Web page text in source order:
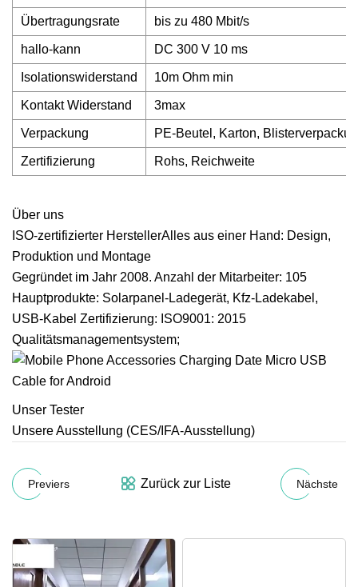
Übertragungsrate bis zu 480 Mbit/s
hallo-kann DC 300 V 10 ms
Isolationswiderstand 10m Ohm min
Kontakt Widerstand 3max
Verpackung PE-Beutel, Karton,
Zertifizierung Rohs, Reichweite
Über uns
ISO-zertifizierter HerstellerAlles aus einer Hand: Design,
Produktion und Montage
Gegründet im Jahr 2008. Anzahl der Mitarbeiter: 105
Hauptprodukte: Solarpanel-Ladegerät, Kfz-Ladekabel,
USB-Kabel Zertifizierung: ISO9001: 2015
Qualitätsmanagementsystem;
Unser Tester
Unsere Ausstellung (CES/IFA-Ausstellung)
Previers Zurück zur Liste Nächste